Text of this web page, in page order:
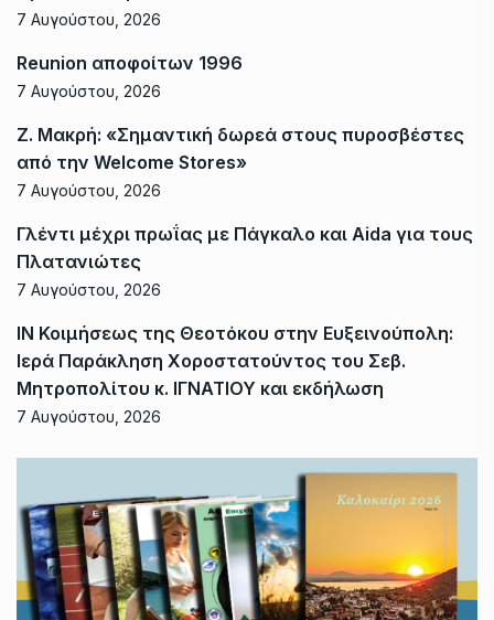
7 Αυγούστου, 2026
Reunion αποφοίτων 1996
7 Αυγούστου, 2026
Ζ. Μακρή: «Σημαντική δωρεά στους πυροσβέστες
από την Welcome Stores»
7 Αυγούστου, 2026
Γλέντι μέχρι πρωΐας με Πάγκαλο και Aida για τους
Πλατανιώτες
7 Αυγούστου, 2026
ΙΝ Κοιμήσεως της Θεοτόκου στην Ευξεινούπολη:
Ιερά Παράκληση Χοροστατούντος του Σεβ.
Μητροπολίτου κ. ΙΓΝΑΤΙΟΥ και εκδήλωση
7 Αυγούστου, 2026